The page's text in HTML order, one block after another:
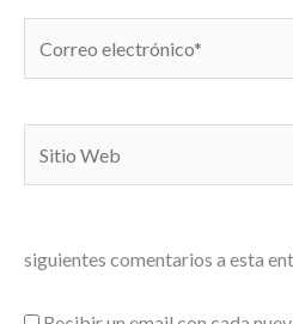
electrónico*
Web
siguientes comentarios a esta